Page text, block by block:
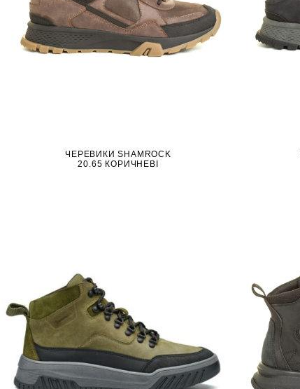
ЧЕРЕВИКИ SHAMROCK
20.65 КОРИЧНЕВІ